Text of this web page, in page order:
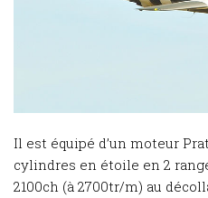
Il est équipé d’un moteur
cylindres en étoile en 2
2100ch (à 2700tr/m) au